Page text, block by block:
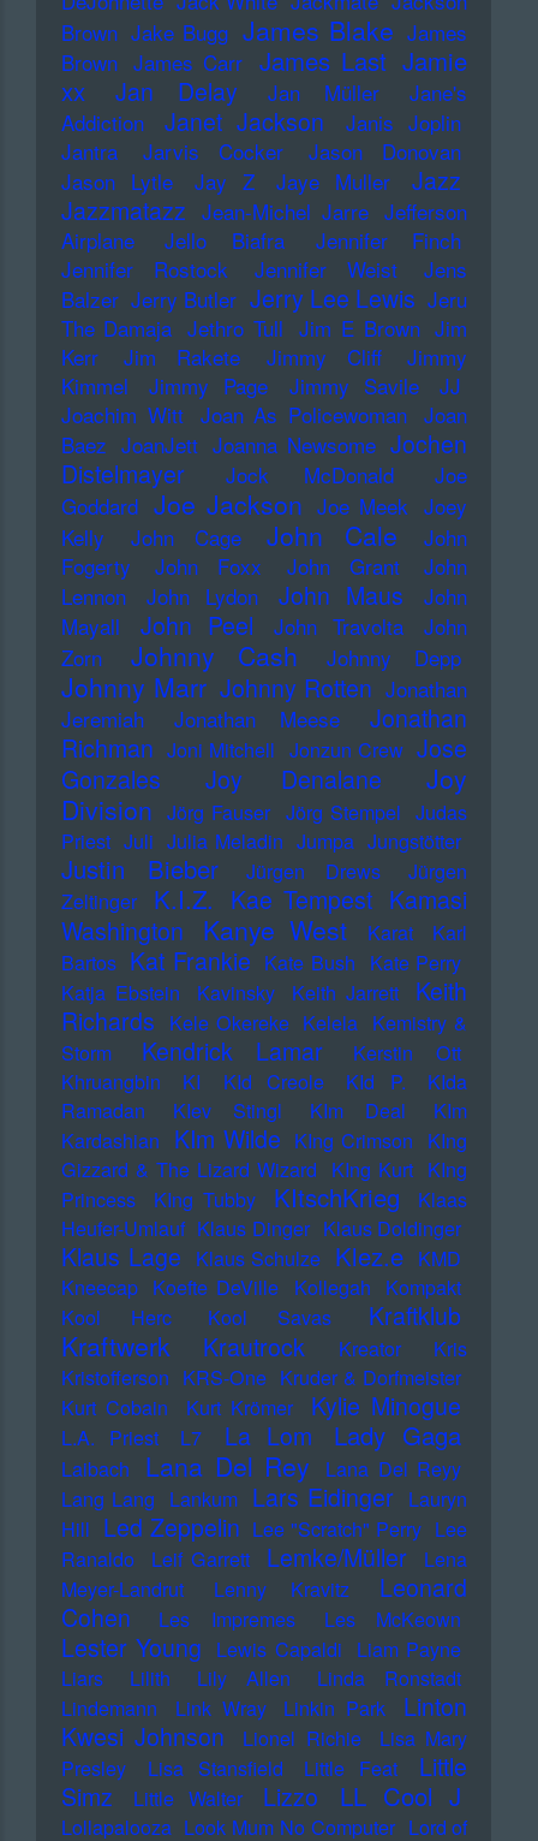
Brown Jake Bugg James Blake James
Brown James Carr James Last Jamie
xx
Jan Delay Jan Müller
Jane's
Addiction
Janet Jackson
Janis Joplin
Jantra
Jarvis Cocker
Jason Donovan
Jason Lytle
Jay Z Jaye Muller
Jazz
Jazzmatazz Jean-Michel Jarre Jefferson
Airplane
Jello Biafra
Jennifer Finch
Jennifer Rostock
Jennifer Weist
Jens
Balzer Jerry Butler Jerry Lee Lewis Jeru
The Damaja Jethro Tull Jim E Brown Jim
Kerr
Jim Rakete Jimmy Cliff
Jimmy
Kimmel
Jimmy Page Jimmy Savile
JJ
Joachim Witt Joan As Policewoman Joan
Baez JoanJett Joanna Newsome Jochen
Distelmayer
Jock McDonald
Joe
Goddard Joe Jackson Joe Meek Joey
Kelly
John Cage John Cale
John
Fogerty
John Foxx John Grant
John
Lennon
John Lydon John Maus
John
Mayall
John Peel John Travolta
John
Zorn
Johnny Cash Johnny Depp
Johnny Marr Johnny Rotten Jonathan
Jeremiah
Jonathan Meese
Jonathan
Richman Joni Mitchell Jonzun Crew Jose
Gonzales
Joy Denalane
Joy
Division Jörg Fauser Jörg Stempel Judas
Priest Juli Julia Meladin Jumpa Jungstötter
Justin Bieber Jürgen Drews
Jürgen
Zeltinger
K.I.Z. Kae Tempest Kamasi
Washington
Kanye West Karat
Karl
Bartos Kat Frankie Kate Bush Kate Perry
Katja Ebstein
Kavinsky Keith Jarrett
Keith
Richards Kele Okereke Kelela Kemistry &
Storm
Kendrick Lamar
Kerstin Ott
Khruangbin
KI KId Creole KId P.
KIda
Ramadan
KIev Stingl KIm Deal
KIm
Kardashian KIm Wilde KIng Crimson KIng
Gizzard & The Lizard Wizard KIng Kurt KIng
Princess
KIng Tubby KItschKrieg
Klaas
Heufer-Umlauf Klaus Dinger Klaus Doldinger
Klaus Lage Klaus Schulze Klez.e KMD
Kneecap Koefte DeVille Kollegah Kompakt
Kool Herc
Kool Savas Kraftklub
Kraftwerk Krautrock Kreator
Kris
Kristofferson KRS-One Kruder & Dorfmeister
Kurt Cobain
Kurt Krömer Kylie Minogue
L.A. Priest L7 La Lom Lady Gaga
Laibach Lana Del Rey
Lana Del Reyy
Lang Lang Lankum Lars Eidinger Lauryn
Hill Led Zeppelin Lee "Scratch" Perry Lee
Ranaldo
Leif Garrett Lemke/Müller
Lena
Meyer-Landrut
Lenny Kravitz
Leonard
Cohen
Les Impremes Les McKeown
Lester Young Lewis Capaldi Liam Payne
Liars
Lilith Lily Allen
Linda Ronstadt
Lindemann
Link Wray Linkin Park
Linton
Kwesi Johnson
Lionel Richie
Lisa Mary
Presley
Lisa Stansfield Little Feat
Little
Simz
Little Walter Lizzo LL Cool J
Lollapalooza Look Mum No Computer Lord of